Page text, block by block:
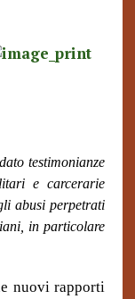
testimonianze
e carcerarie
abusi perpetrati
in particolare
nuovi rapporti